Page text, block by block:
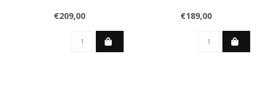
€209,00 €189,00